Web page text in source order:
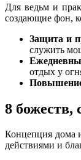
Для ведьм и
создающие фон,
Защита и
служить
отдых у
8 божеств,
Концепция дома
действиями и